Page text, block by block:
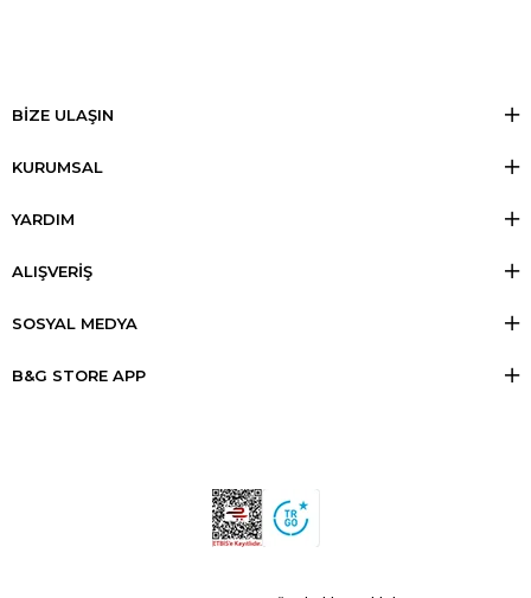
BİZE ULAŞIN
KURUMSAL
YARDIM
ALIŞVERİŞ
SOSYAL MEDYA
B&G STORE APP